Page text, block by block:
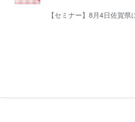
【セミナー】8月4日佐賀県